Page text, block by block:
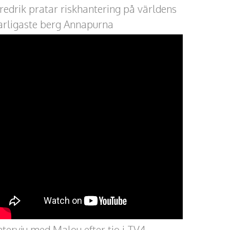
pratar riskhantering på världens
berg Annapurna